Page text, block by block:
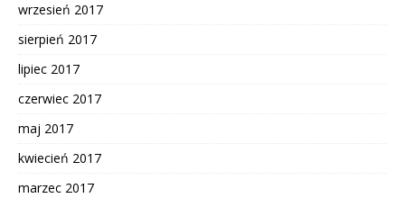
wrzesień 2017
sierpień 2017
lipiec 2017
czerwiec 2017
maj 2017
kwiecień 2017
marzec 2017